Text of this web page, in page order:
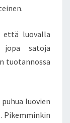
että luovalla
satoja
tuotannossa
luovien
Pikemminkin